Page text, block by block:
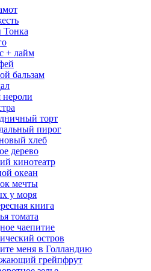
+ лайм
бальзам
торт
пирог
хлеб
дерево
кинотеатр
океан
мечты
у моря
книга
томата
чаепитие
остров
меня в Голландию
грейпфрут